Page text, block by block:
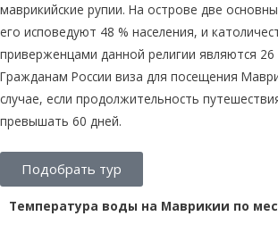
маврикийские рупии. На острове две
его исповедуют 48 % населения, и
приверженцами данной религии являются 26
Гражданам России виза для посещения
случае, если продолжительность
превышать 60 дней.
Подобрать тур
Температура воды на Маврикии по